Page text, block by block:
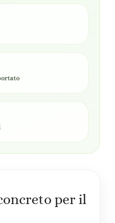
per il